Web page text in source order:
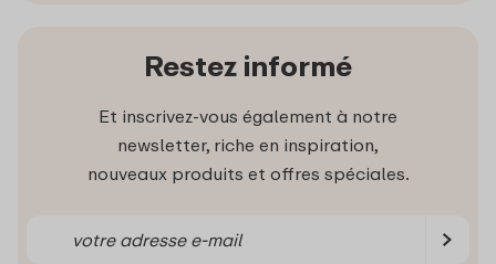
Restez informé
Et inscrivez-vous également à notre
newsletter, riche en inspiration,
nouveaux produits et offres spéciales.